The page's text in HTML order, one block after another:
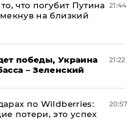
что погубит Путина
на близкий
21:44
победы, Украина
– Зеленский
21:22
по Wildberries:
потери, это успех
20:57